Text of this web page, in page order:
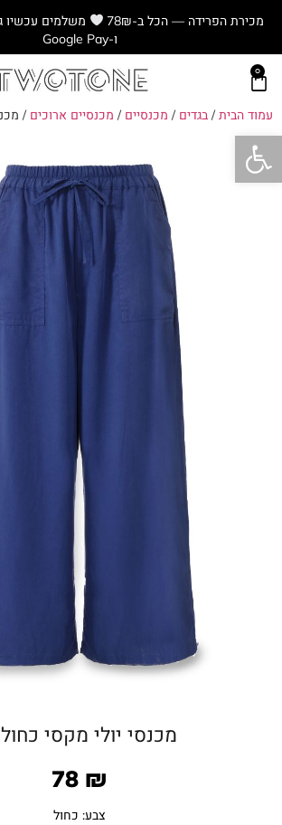
פתח סרגל נגישות
מכירת הפרידה — הכל ב-78₪
ו-Google Pay
0
עמוד הבית/ בגדים / מכנסיים / מכנסיים ארוכים /
מכנסי יולי מקסי
78 ₪
צבע: כחול